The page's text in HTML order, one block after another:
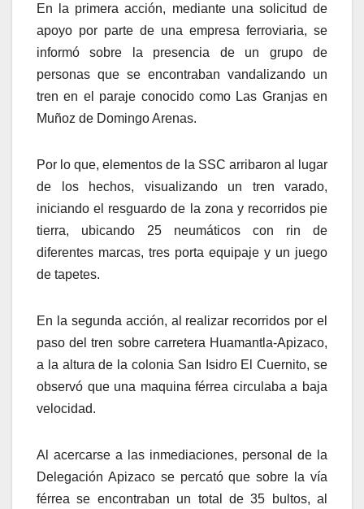
En la primera acción, mediante una solicitud de
apoyo por parte de una empresa ferroviaria, se
informó sobre la presencia de un grupo de
personas que se encontraban vandalizando un
tren en el paraje conocido como Las Granjas en
Muñoz de Domingo Arenas.
Por lo que, elementos de la SSC arribaron al lugar
de los hechos, visualizando un tren varado,
iniciando el resguardo de la zona y recorridos pie
tierra, ubicando 25 neumáticos con rin de
diferentes marcas, tres porta equipaje y un juego
de tapetes.
En la segunda acción, al realizar recorridos por el
paso del tren sobre carretera Huamantla-Apizaco,
a la altura de la colonia San Isidro El Cuernito, se
observó que una maquina férrea circulaba a baja
velocidad.
Al acercarse a las inmediaciones, personal de la
Delegación Apizaco se percató que sobre la vía
férrea se encontraban un total de 35 bultos, al